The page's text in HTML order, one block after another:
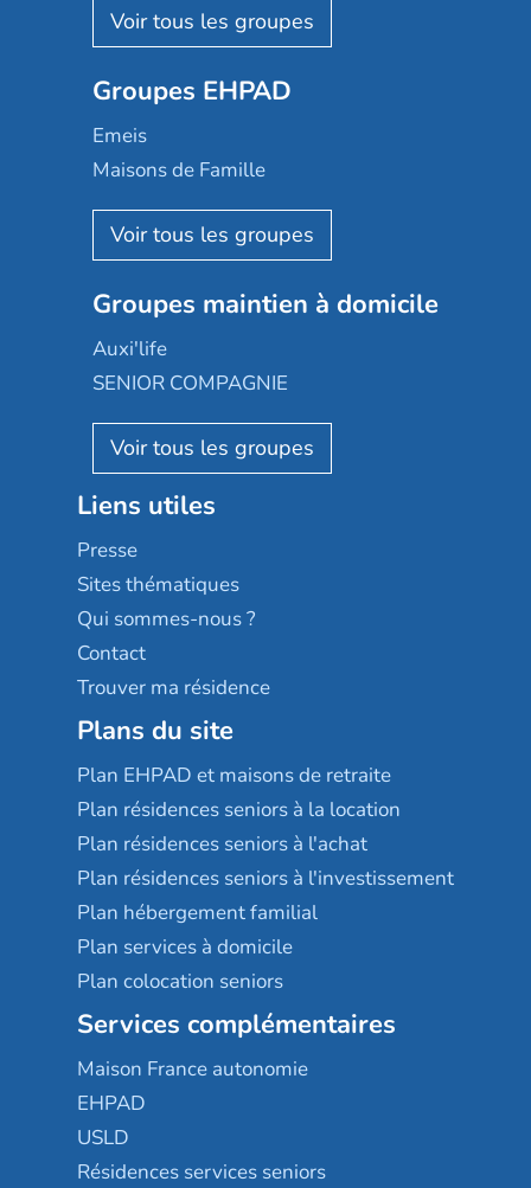
Les Résidentiels
Mobicap
Domusvi
Happy Senior
Aquarelia
Nexity edenea
Les jardins d'Arcadie
Occitalia
Appartseniors
Reseda
Stella management
Les villages d'or
Sérénys
Résidences services Villa Médicis
Groupes EHPAD
Emeis
Maisons de Famille
Korian
Emera
Groupe SOS
Le Noble Âge
Almage
Résidalya
Groupe aplus
Groupes maintien à domicile
Auxi'life
SENIOR COMPAGNIE
AGE D'OR Services
Liens utiles
Presse
Sites thématiques
Qui sommes-nous ?
Contact
Trouver ma résidence
Plans du site
Plan EHPAD et maisons de retraite
Plan résidences seniors à la location
Plan résidences seniors à l'achat
Plan résidences seniors à l'investissement
Plan hébergement familial
Plan services à domicile
Plan colocation seniors
Services complémentaires
Maison France autonomie
EHPAD
USLD
Résidences services seniors